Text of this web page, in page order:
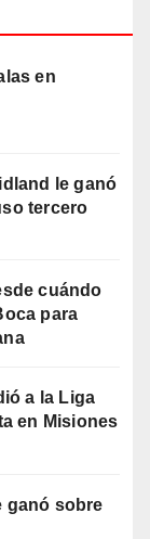
en
le ganó
tercero
cuándo
para
a la Liga
en Misiones
ganó sobre